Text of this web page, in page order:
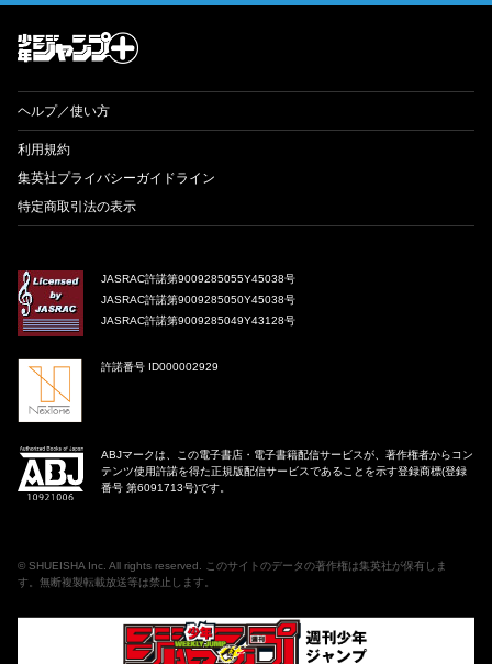
才能溢れる投稿作が読み放題！ ジャンプルーキー！
ヘルプ／使い方
利用規約
集英社プライバシーガイドライン
特定商取引法の表示
JASRAC許諾第9009285055Y45038号
JASRAC許諾第9009285050Y45038号
JASRAC許諾第9009285049Y43128号
許諾番号 ID000002929
ABJマークは、この電子書店・電子書籍配信サービスが、著作権者からコン
テンツ使用許諾を得た正規版配信サービスであることを示す登録商標(登録
番号 第6091713号)です。
© SHUEISHA Inc . All rights reserved. このサイトのデータの著作権は集英社が保有しま
す。無断複製転載放送等は禁止します。